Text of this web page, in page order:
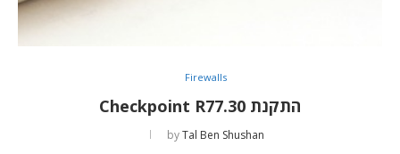
Firewalls
התקנת Checkpoint R77.30
byTal Ben Shushan